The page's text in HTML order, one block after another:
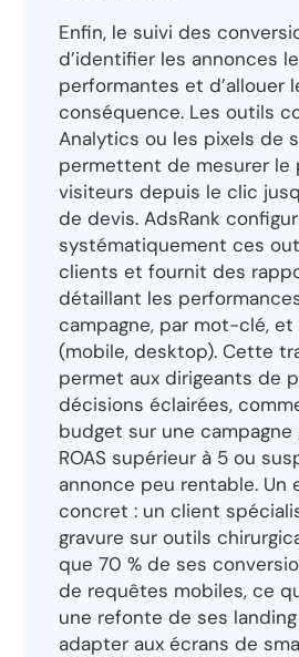
Enfin, le suivi des
d’identifier les annonces
performantes et d’allouer
conséquence. Les outils
Analytics ou les pixels de
permettent de mesurer le
visiteurs depuis le clic
de devis. AdsRank
systématiquement ces
clients et fournit des
détaillant les
campagne, par mot-clé, et
(mobile, desktop). Cette
permet aux dirigeants de
décisions éclairées,
budget sur une campagne
ROAS supérieur à 5 ou
annonce peu rentable. Un
concret : un client
gravure sur outils
que 70 % de ses
de requêtes mobiles, ce
une refonte de ses
adapter aux écrans de